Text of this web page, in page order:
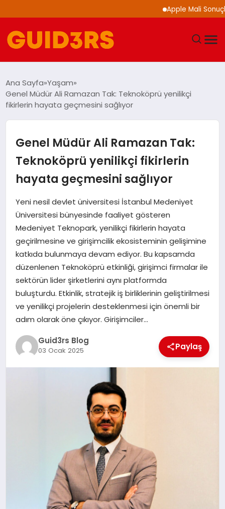
Apple Mali
YAŞAM
SAĞLIK
EKONOMI
MAGAZIN
EĞITIM
Ana Sayfa Yaşam
Genel Müdür Ali Ramazan Tak: Teknoköprü yenilikçi
fikirlerin hayata geçmesini sağlıyor
Genel Müdür Ali Ramazan Tak:
Teknoköprü yenilikçi fikirlerin
hayata geçmesini sağlıyor
Yeni nesil devlet üniversitesi İstanbul Medeniyet
Üniversitesi bünyesinde faaliyet gösteren
Medeniyet Teknopark, yenilikçi fikirlerin hayata
geçirilmesine ve girişimcilik ekosisteminin gelişimine
katkıda bulunmaya devam ediyor. Bu kapsamda
düzenlenen Teknoköprü etkinliği, girişimci firmalar ile
sektörün lider şirketlerini aynı platformda
buluşturdu. Etkinlik, stratejik iş birliklerinin geliştirilmesi
ve yenilikçi projelerin desteklenmesi için önemli bir
adım olarak öne çıkıyor. Girişimciler…
Guid3rs Blog
03 Ocak 2025 Paylaş